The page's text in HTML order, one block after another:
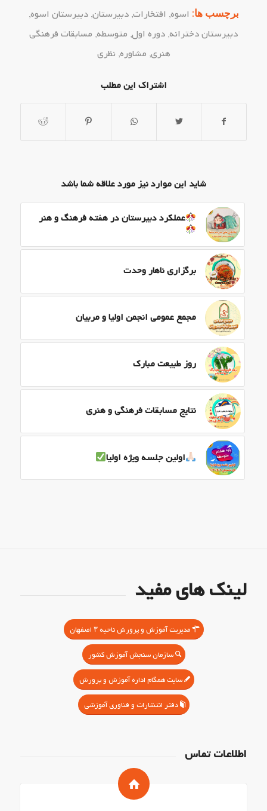
برچسب ها: اسوه, افتخارات,دبیرستان,دبیرستان اسوه,
دبیرستان دخترانه, دوره اول, متوسطه, مسابقات فرهنگی
هنری, مشاوره, نظری
اشتراک این مطلب
شاید این موارد نیز مورد علاقه شما باشد
عملکرد دبیرستان در هفته فرهنگ و هنر
برگزاری ناهار وحدت
مجمع عمومی انجمن اولیا و مربیان
روز طبیعت مبارک
نتایج مسابقات فرهنگی و هنری
اولین جلسه ویژه اولیا
لینک های مفید
مدیریت آموزش و پرورش ناحیه ۳ اصفهان
سازمان سنجش آموزش کشور
سایت همگام اداره آموزش و پرورش
دفتر انتشارات و فناوری آموزشی
اطلاعات تماس